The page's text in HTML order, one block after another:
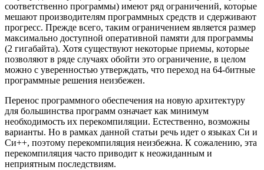
соответственно программы) имеют ряд ограничений, которые
мешают производителям программных средств и сдерживают
прогресс. Прежде всего, таким ограничением является размер
максимально доступной оперативной памяти для программы
(2 гигабайта). Хотя существуют некоторые приемы, которые
позволяют в ряде случаях обойти это ограничение, в целом
можно с уверенностью утверждать, что переход на 64-битные
программные решения неизбежен.
Перенос программного обеспечения на новую архитектуру
для большинства программ означает как минимум
необходимость их перекомпиляции. Естественно, возможны
варианты. Но в рамках данной статьи речь идет о языках Си и
Си++, поэтому перекомпиляция неизбежна. К сожалению, эта
перекомпиляция часто приводит к неожиданным и
неприятным последствиям.